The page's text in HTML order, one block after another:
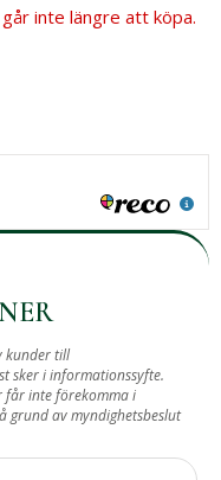
inte längre att köpa.
kunder till
sker i informationssyfte.
får inte förekomma i
grund av myndighetsbeslut